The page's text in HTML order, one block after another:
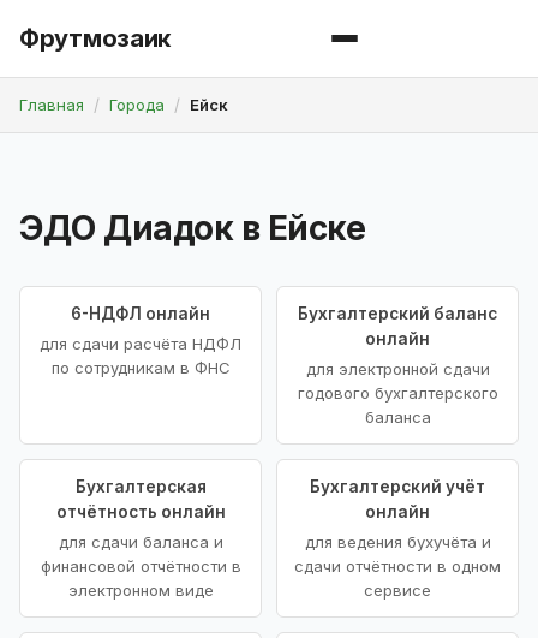
Фрутмозаик
Главная Города Ейск
ЭДО Диадок в Ейске
6-НДФЛ онлайн
для сдачи расчёта НДФЛ
по сотрудникам в ФНС
Бухгалтерский баланс
онлайн
для электронной сдачи
годового бухгалтерского
баланса
Бухгалтерская
отчётность онлайн
для сдачи баланса и
финансовой отчётности в
электронном виде
Бухгалтерский учёт
онлайн
для ведения бухучёта и
сдачи отчётности в одном
сервисе